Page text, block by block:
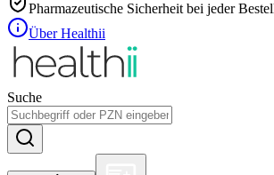
Pharmazeutische Sicherheit bei jeder
Über Healthii
Suche